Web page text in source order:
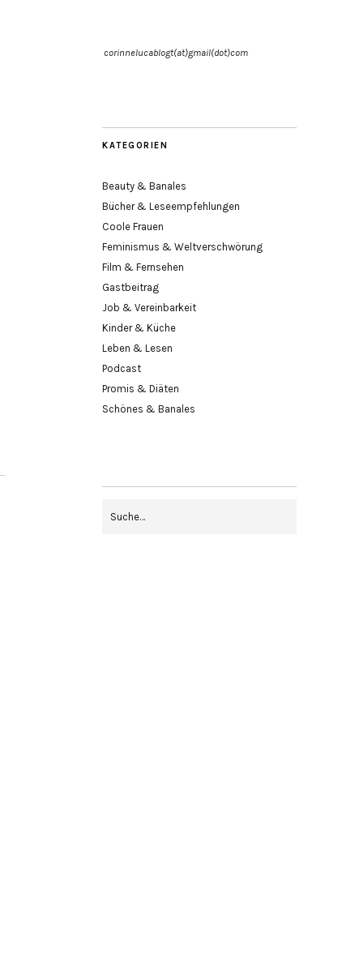
corinnelucablogt(at)gmail(dot)com
KATEGORIEN
Beauty & Banales
Bücher & Leseempfehlungen
Coole Frauen
Feminismus & Weltverschwörung
Film & Fernsehen
Gastbeitrag
Job & Vereinbarkeit
Kinder & Küche
Leben & Lesen
Podcast
Promis & Diäten
Schönes & Banales